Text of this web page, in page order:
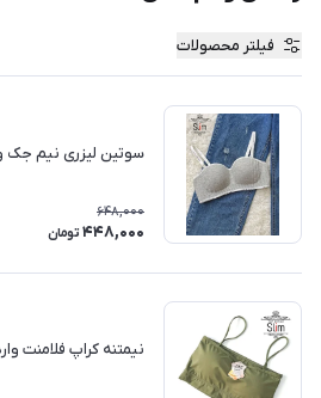
فیلتر محصولات
سوتین لیزری نیم جک
648,000
448,000 تومان
نیمتنه کراپ فلامنت